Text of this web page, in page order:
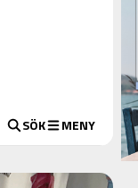
SÖK MENY